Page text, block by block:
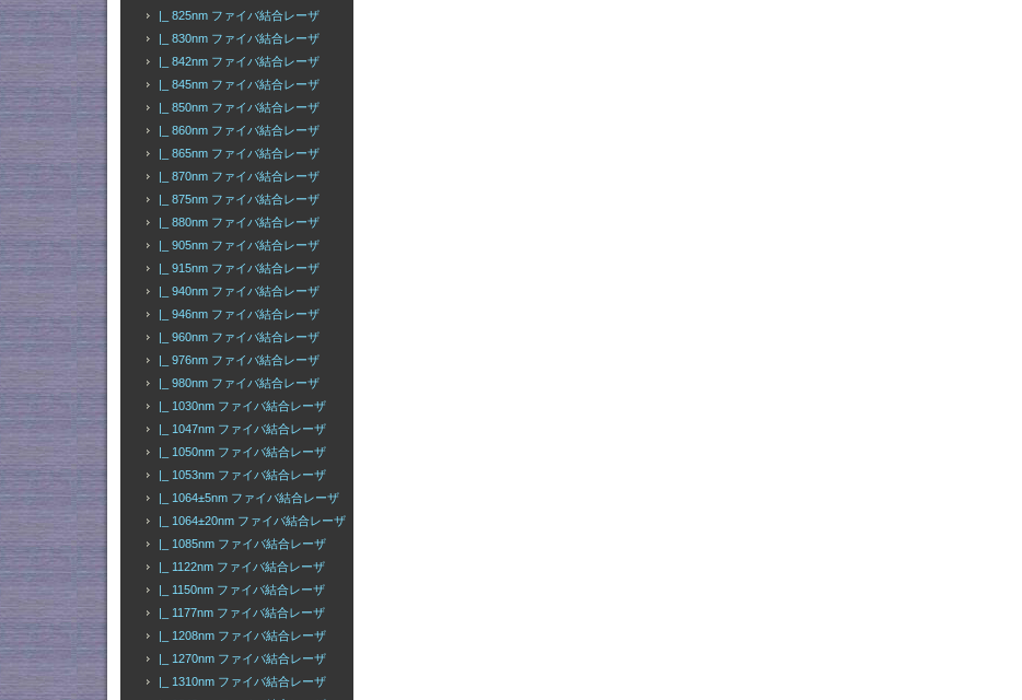
|_ 825nm ファイバ結合レーザ
|_ 830nm ファイバ結合レーザ
|_ 842nm ファイバ結合レーザ
|_ 845nm ファイバ結合レーザ
|_ 850nm ファイバ結合レーザ
|_ 860nm ファイバ結合レーザ
|_ 865nm ファイバ結合レーザ
|_ 870nm ファイバ結合レーザ
|_ 875nm ファイバ結合レーザ
|_ 880nm ファイバ結合レーザ
|_ 905nm ファイバ結合レーザ
|_ 915nm ファイバ結合レーザ
|_ 940nm ファイバ結合レーザ
|_ 946nm ファイバ結合レーザ
|_ 960nm ファイバ結合レーザ
|_ 976nm ファイバ結合レーザ
|_ 980nm ファイバ結合レーザ
|_ 1030nm ファイバ結合レーザ
|_ 1047nm ファイバ結合レーザ
|_ 1050nm ファイバ結合レーザ
|_ 1053nm ファイバ結合レーザ
|_ 1064±5nm ファイバ結合レーザ
|_ 1064±20nm ファイバ結合レーザ
|_ 1085nm ファイバ結合レーザ
|_ 1122nm ファイバ結合レーザ
|_ 1150nm ファイバ結合レーザ
|_ 1177nm ファイバ結合レーザ
|_ 1208nm ファイバ結合レーザ
|_ 1270nm ファイバ結合レーザ
|_ 1310nm ファイバ結合レーザ